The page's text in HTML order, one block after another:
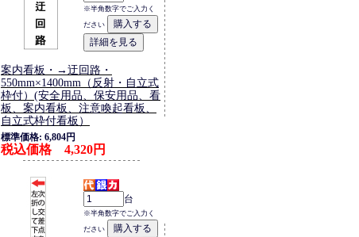
※半角数字でご入力く
ださい
案内看板・→迂回路・
550mm×1400mm（反射・自立式
枠付）(安全用品、保安用品、看
板、案内看板、注意喚起看板、
自立式枠付看板）
標準価格: 6,804円
税込価格 4,320円
台
※半角数字でご入力く
ださい